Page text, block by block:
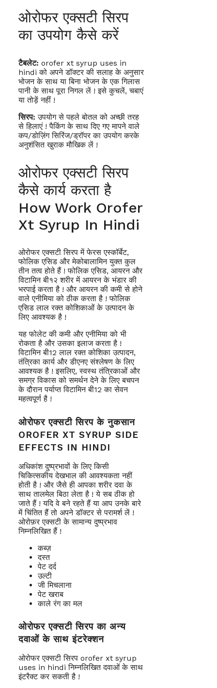
ओरोफर एक्सटी सिरप
का उपयोग कैसे करें
टैबलेट: orofer xt syrup uses in
hindi को अपने डॉक्टर की सलाह के अनुसार
भोजन के साथ या बिना भोजन के एक गिलास
पानी के साथ पूरा निगल लें ! इसे कुचलें, चबाएं
या तोड़ें नहीं !
सिरप: उपयोग से पहले बोतल को अच्छी तरह
से हिलाएं ! पैकिंग के साथ दिए गए मापने वाले
कप/डोज़िंग सिरिंज/ड्रॉपर का उपयोग करके
अनुशंसित खुराक मौखिक लें !
ओरोफर एक्सटी सिरप
कैसे कार्य करता है
How Work Orofer
Xt Syrup In Hindi
ओरोफर एक्सटी सिरप में फेरस एस्कॉर्बेट,
फोलिक एसिड और मेकोबालामिन युक्त कुल
तीन तत्व होते हैं ! फोलिक एसिड, आयरन और
विटामिन बी१२ शरीर में आयरन के भंडार की
भरपाई करता है ! और आयरन की कमी से होने
वाले एनीमिया को ठीक करता है ! फोलिक
एसिड लाल रक्त कोशिकाओं के उत्पादन के
लिए आवश्यक है !
यह फोलेट की कमी और एनीमिया को भी
रोकता है और उसका इलाज करता है !
विटामिन बी12 लाल रक्त कोशिका उत्पादन,
तंत्रिका कार्य और डीएनए संश्लेषण के लिए
आवश्यक है ! इसलिए, स्वस्थ तंत्रिकाओं और
समग्र विकास को समर्थन देने के लिए बचपन
के दौरान पर्याप्त विटामिन बी12 का सेवन
महत्वपूर्ण है !
ओरोफर एक्सटी सिरप के नुकसान
OROFER XT SYRUP SIDE
EFFECTS IN HINDI
अधिकांश दुष्प्रभावों के लिए किसी
चिकित्सकीय देखभाल की आवश्यकता नहीं
होती है ! और जैसे ही आपका शरीर दवा के
साथ तालमेल बिठा लेता है ! ये सब ठीक हो
जाते हैं ! यदि वे बने रहते हैं या आप उनके बारे
में चिंतित हैं तो अपने डॉक्टर से परामर्श लें !
ओरोफ़र एक्सटी के सामान्य दुष्प्रभाव
निम्नलिखित हैं !
कब्ज़
दस्त
पेट दर्द
उल्टी
जी मिचलाना
पेट खराब
काले रंग का मल
ओरोफर एक्सटी सिरप का अन्य
दवाओं के साथ इंटरेक्शन
ओरोफर एक्सटी सिरप orofer xt syrup
uses in hindi निम्नलिखित दवाओं के साथ
इंटरैक्ट कर सकती है !